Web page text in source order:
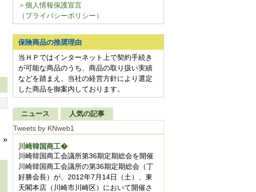
»
＞個人情報保護宣言
（プライバシーポリシー）
保険商品の推奨理由
当ＨＰではインターネット上で契約手続き
が可能な商品のうち、商品の取り扱い実績
などを踏まえ、当社の経営方針により選定
した商品を御案内しております。
ニュース
人気の記事
Tweets by KNweb1
川崎韓国商工�
川崎韓国商工会議所第36期定期総会を開催
川崎韓国商工会議所の第36期定期総会（丁
好勝会長）が、2012年7月14日（土）、東
天閣本店（川崎市川崎区）において開催さ